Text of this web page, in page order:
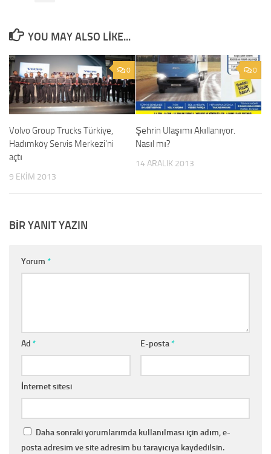
YOU MAY ALSO LIKE...
0
Volvo Group Trucks Türkiye,
Hadımköy Servis Merkezi’ni
açtı
9 EKIM 2013
0
Şehrin Ulaşımı Akıllanıyor.
Nasıl mı?
14 ARALIK 2013
BIR YANIT YAZIN
Yorum *
Ad * E-posta*
İnternet sitesi
Daha sonraki yorumlarımda kullanılması için adım, e-
posta adresim ve site adresim bu tarayıcıya kaydedilsin.